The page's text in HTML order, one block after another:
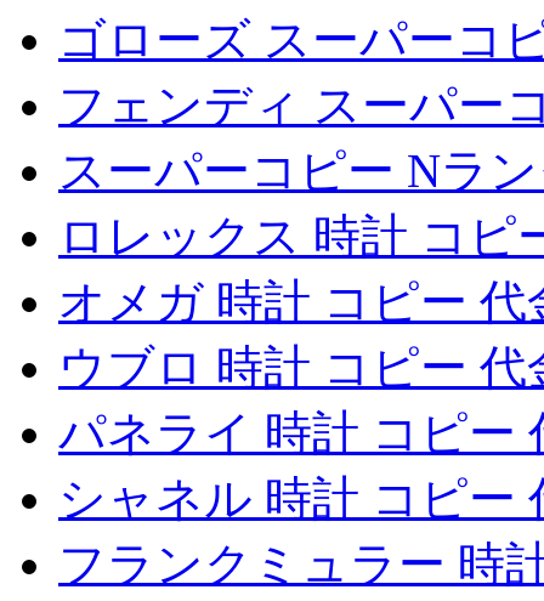
ゴローズ スーパーコ
フェンディ スーパー
スーパーコピー Nラ
ロレックス 時計 コピ
オメガ 時計 コピー 代
ウブロ 時計 コピー 代
パネライ 時計 コピー
シャネル 時計 コピー
フランクミュラー 時